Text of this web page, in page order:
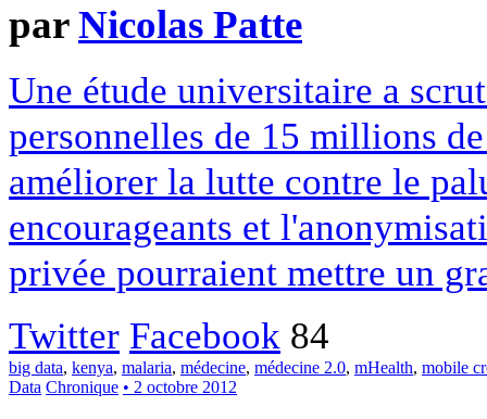
parNicolas Patte
Une étude universitaire a
personnelles de 15 millions
améliorer la lutte contre le
encourageants et
privée pourraient mettre un
Twitter Facebook 84
big data, kenya, malaria, médecine, médecine 2.0, mHealth, mobile
Data Chronique • 2 octobre 2012